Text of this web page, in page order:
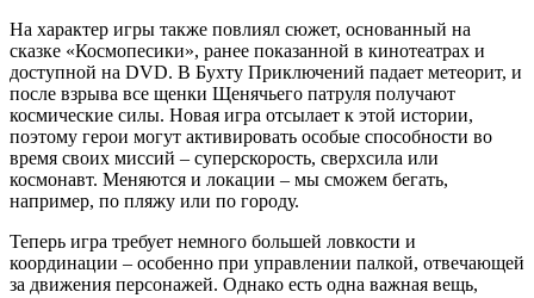
На характер игры также повлиял сюжет, основанный на
сказке «Космопесики», ранее показанной в кинотеатрах и
доступной на DVD. В Бухту Приключений падает метеорит, и
после взрыва все щенки Щенячьего патруля получают
космические силы. Новая игра отсылает к этой истории,
поэтому герои могут активировать особые способности во
время своих миссий – суперскорость, сверхсила или
космонавт. Меняются и локации – мы сможем бегать,
например, по пляжу или по городу.
Теперь игра требует немного большей ловкости и
координации – особенно при управлении палкой, отвечающей
за движения персонажей. Однако есть одна важная вещь,